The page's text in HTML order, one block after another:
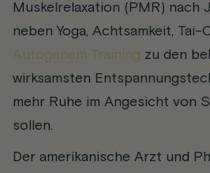
Muskelrelaxation (PMR) nach
neben Yoga, Achtsamkeit, Tai-
Autogenem Training zu den
wirksamsten
mehr Ruhe im Angesicht von
sollen.
Der amerikanische Arzt und